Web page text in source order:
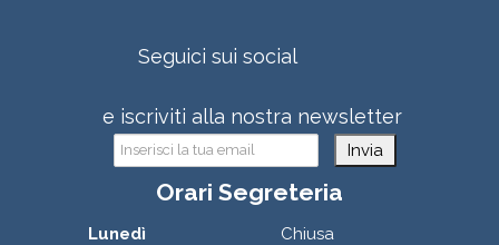
Seguici sui social
e iscriviti alla nostra newsletter
Invia
Orari Segreteria
Lunedì
Chiusa